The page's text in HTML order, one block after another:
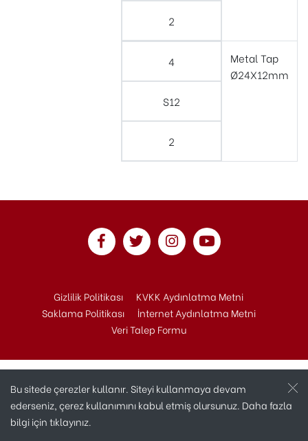
2
4
S12
2
Metal Tap
Ø24X12mm
Gizlilik Politikası
KVKK Aydınlatma Metni
Saklama Politikası
İnternet Aydınlatma Metni
Veri Talep Formu
Bu sitede çerezler kullanır. Siteyi kullanmaya devam
ederseniz, çerez kullanımını kabul etmiş olursunuz. Daha fazla
bilgi içintıklayınız.